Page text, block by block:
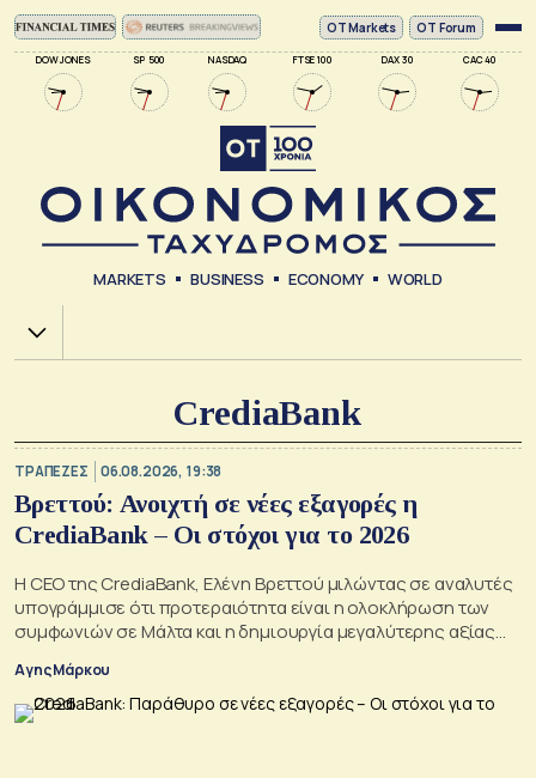
DOW JONES SP 500 NASDAQ FTSE 100 DAX 30 CAC 40
ΟΤ Markets OT Forum
MARKETS BUSINESS ECONOMY WORLD
Χ.Α.
CrediaBank
ΤΡΑΠΕΖΕΣ 06.08.2026, 19:38
Βρεττού: Ανοιχτή σε νέες εξαγορές η
CrediaBank – Οι στόχοι για το 2026
Η CEO της CrediaBank, Ελένη Βρεττού μιλώντας σε αναλυτές
υπογράμμισε ότι προτεραιότητα είναι η ολοκλήρωση των
συμφωνιών σε Μάλτα και η δημιουργία μεγαλύτερης αξίας
Αγης Μάρκου